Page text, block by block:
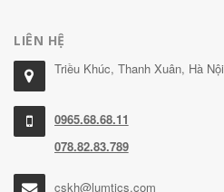
LIÊN HỆ
Triều Khúc, Thanh Xuân, Hà Nội
0965.68.68.11
078.82.83.789
cskh@lumtics.com